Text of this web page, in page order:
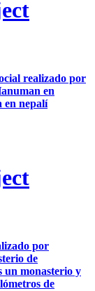
realizado por
en
en nepalí
por
de
un monasterio y
de